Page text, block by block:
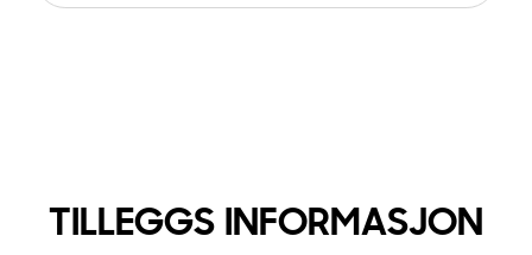
TILLEGGS INFORMASJON